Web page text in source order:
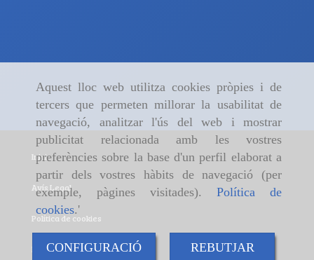
Aquest lloc web utilitza cookies pròpies i de
tercers que permeten millorar la usabilitat de
navegació, analitzar l'ús del web i mostrar
publicitat relacionada amb les vostres
preferències sobre la base d'un perfil elaborat a
partir dels vostres hàbits de navegació (per
exemple, pàgines visitades). Política de
cookies.'
CONFIGURACIÓ REBUTJAR
Inici
Avís Legal
Política de cookies
Política de Privacitat